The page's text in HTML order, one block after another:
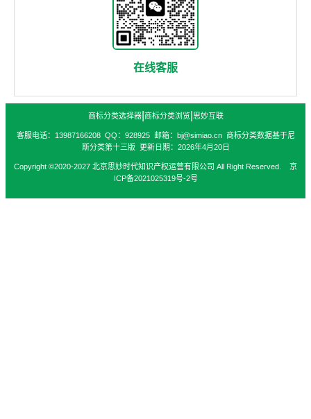
在线客服
商标分类选择器| 商标分类浏览| 思妙互联
客服电话：13987166208 QQ：928925 邮箱：bj@simiao.cn 商标分类数据基于尼
斯分类第十三版 更新日期：2026年4月20日
Copyright ©2020-2027 北京思妙时代知识产权运营有限公司 All Right Reserved. 京
ICP备2021025319号-2号